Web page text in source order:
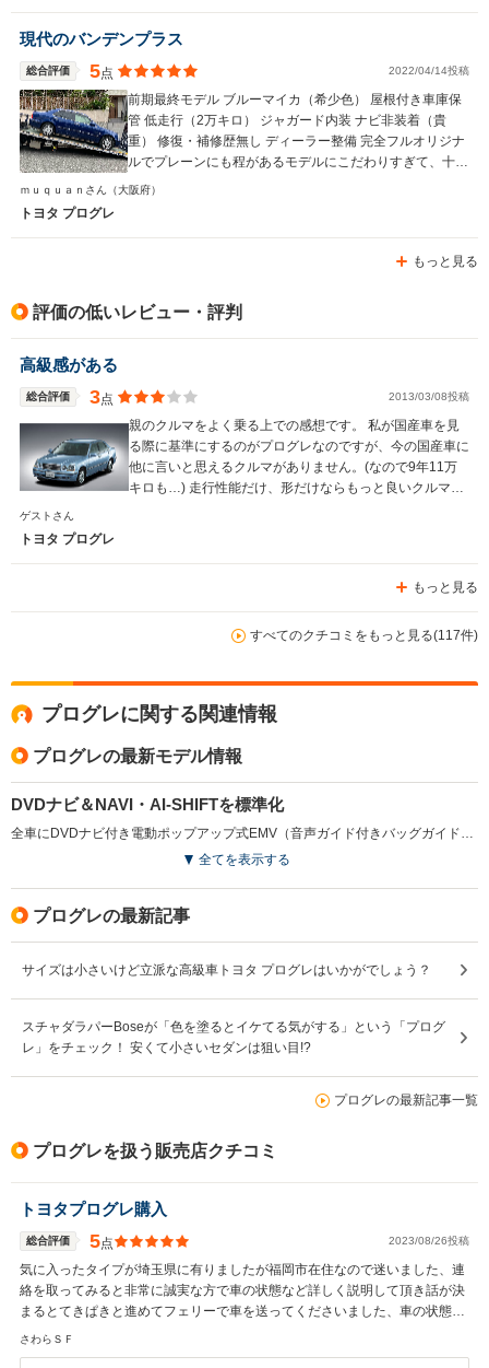
現代のバンデンプラス
総合評価 5点 2022/04/14投稿
前期最終モデル ブルーマイカ（希少色） 屋根付き車庫保
管 低走行（2万キロ） ジャガード内装 ナビ非装着（貴
重） 修復・補修歴無し ディーラー整備 完全フルオリジナ
ルでプレーンにも程があるモデルにこだわりすぎて、十数
年間探し続けても見つけることができなかったプログレ。
ｍｕｑｕａｎさん （大阪府）
トヨタ プログレ
もっと見る
評価の低いレビュー・評判
高級感がある
総合評価 3点 2013/03/08投稿
親のクルマをよく乗る上での感想です。 私が国産車を見
る際に基準にするのがプログレなのですが、今の国産車に
他に言いと思えるクルマがありません。(なので9年11万
キロも…) 走行性能だけ、形だけならもっと良いクルマは
ると思います。
ゲストさん
トヨタ プログレ
もっと見る
すべてのクチコミをもっと見る(117件)
プログレに関する関連情報
プログレの最新モデル情報
DVDナビ＆NAVI・AI-SHIFTを標準化
全車にDVDナビ付き電動ポップアップ式EMV（音声ガイド付きバッグガイドモニター＆ブラインドコーナーモニター付き）と、NAVI・AI-SHIFT（除く4WD)を標準装備した。(2005.12)
全てを表示する
プログレの最新記事
サイズは小さいけど立派な高級車トヨタ プログレはいかがでしょう？
スチャダラパーBoseが「色を塗るとイケてる気がする」という「プログ
レ」をチェック！ 安くて小さいセダンは狙い目!?
プログレの最新記事一覧
プログレを扱う販売店クチコミ
トヨタプログレ購入
総合評価 5点 2023/08/26投稿
気に入ったタイプが埼玉県に有りましたが福岡市在住なので迷いました、連
絡を取ってみると非常に誠実な方で車の状態など詳しく説明して頂き話が決
まるとてきぱきと進めてフェリーで車を送ってくださいました、車の状態は
完璧で現在調子良く乗っております。大変信頼できる販売店です。
さわらＳＦ